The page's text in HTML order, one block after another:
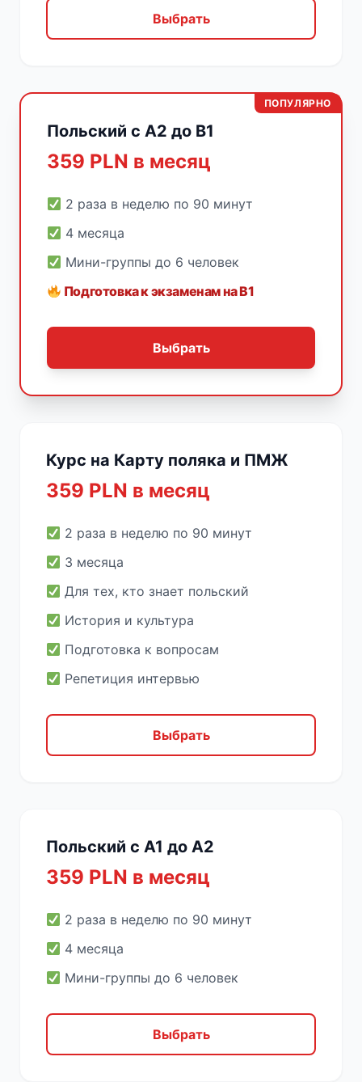
Выбрать
ПОПУЛЯРНО
Польский с A2 до B1
359 PLN в месяц
2 раза в неделю по 90 минут
4 месяца
Мини-группы до 6 человек
Подготовка к экзаменам на B1
Выбрать
Курс на Карту поляка и ПМЖ
359 PLN в месяц
2 раза в неделю по 90 минут
3 месяца
Для тех, кто знает польский
История и культура
Подготовка к вопросам
Репетиция интервью
Выбрать
Польский с A1 до A2
359 PLN в месяц
2 раза в неделю по 90 минут
4 месяца
Мини-группы до 6 человек
Выбрать